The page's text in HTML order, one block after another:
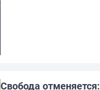
Свобода